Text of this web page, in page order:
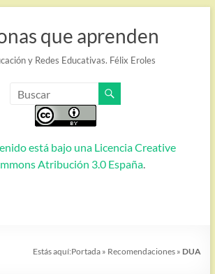
que aprenden
y Redes Educativas. Félix Eroles
está bajo una Licencia Creative
Atribución 3.0 España.
Estás aquí:Portada » Recomendaciones » DUA